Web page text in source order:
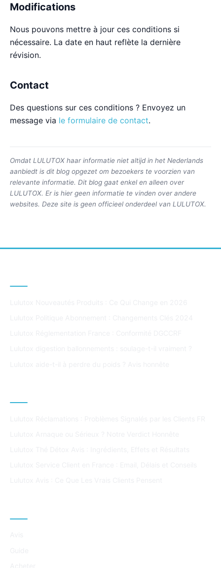
Modifications
Nous pouvons mettre à jour ces conditions si
nécessaire. La date en haut reflète la dernière
révision.
Contact
Des questions sur ces conditions ? Envoyez un
message via le formulaire de contact.
Omdat LULUTOX haar informatie niet altijd in het Nederlands
aanbiedt is dit blog opgezet om bezoekers te voorzien van
relevante informatie. Dit blog gaat enkel en alleen over
LULUTOX. Er is hier geen informatie te vinden over andere
websites. Deze site is geen officieel onderdeel van LULUTOX.